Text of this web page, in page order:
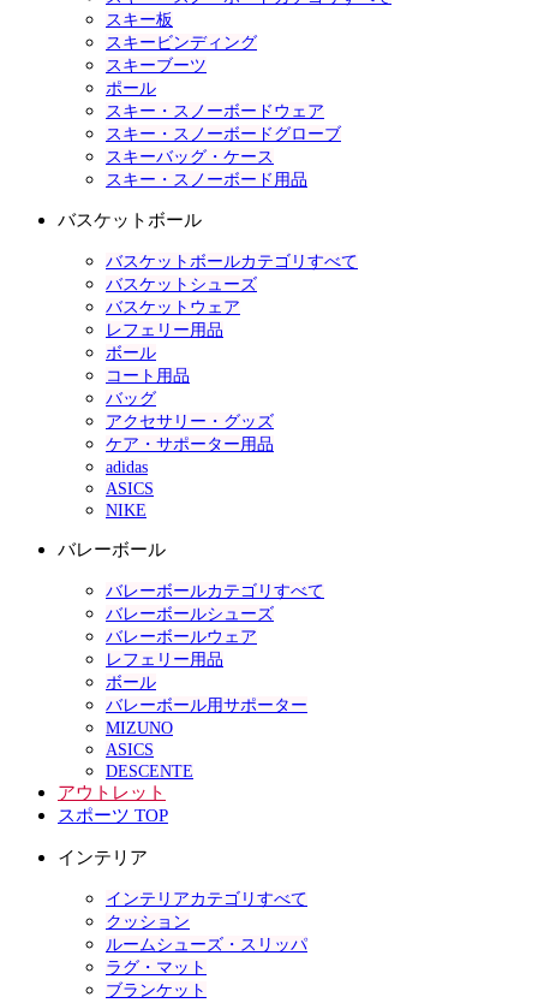
スキー板
スキービンディング
スキーブーツ
ポール
スキー・スノーボードウェア
スキー・スノーボードグローブ
スキーバッグ・ケース
スキー・スノーボード用品
バスケットボール
バスケットボールカテゴリすべて
バスケットシューズ
バスケットウェア
レフェリー用品
ボール
コート用品
バッグ
アクセサリー・グッズ
ケア・サポーター用品
adidas
ASICS
NIKE
バレーボール
バレーボールカテゴリすべて
バレーボールシューズ
バレーボールウェア
レフェリー用品
ボール
バレーボール用サポーター
MIZUNO
ASICS
DESCENTE
アウトレット
スポーツ TOP
インテリア
インテリアカテゴリすべて
クッション
ルームシューズ・スリッパ
ラグ・マット
ブランケット